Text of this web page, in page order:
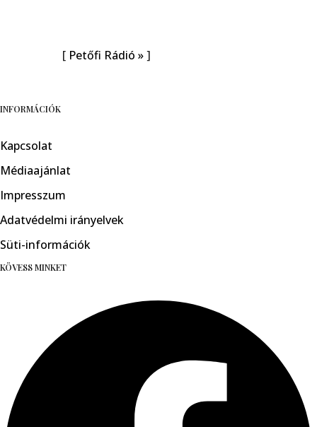
[ Petőfi Rádió »]
INFORMÁCIÓK
Kapcsolat
Médiaajánlat
Impresszum
Adatvédelmi irányelvek
Süti-információk
KÖVESS MINKET